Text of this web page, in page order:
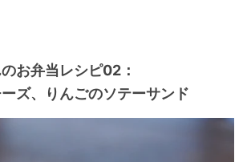
お弁当レシピ02：
ズ、りんごのソテーサンド